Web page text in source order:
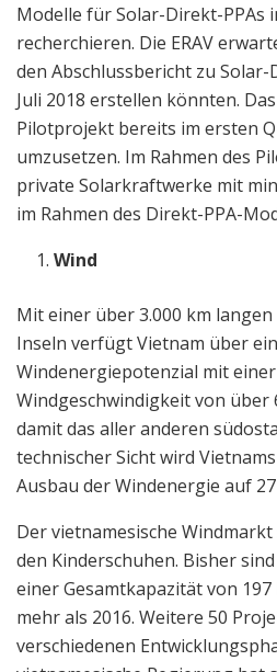
Modelle für Solar-Direkt-PPAs
recherchieren. Die ERAV
den Abschlussbericht zu
Juli 2018 erstellen könnten.
Pilotprojekt bereits im ersten
umzusetzen. Im Rahmen des
private Solarkraftwerke mit
im Rahmen des Direkt-PPA-
Wind
Mit einer über 3.000 km
Inseln verfügt Vietnam über
Windenergiepotenzial mit
Windgeschwindigkeit von
damit das aller anderen
technischer Sicht wird
Ausbau der Windenergie auf
Der vietnamesische
den Kinderschuhen. Bisher
einer Gesamtkapazität von
mehr als 2016. Weitere 50
verschiedenen